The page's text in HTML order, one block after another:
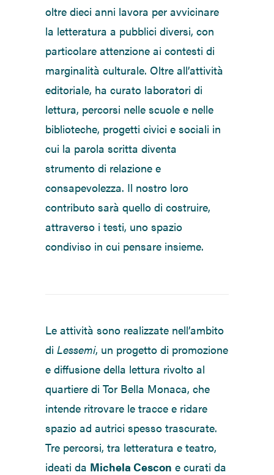
oltre dieci anni lavora per avvicinare
la letteratura a pubblici diversi, con
particolare attenzione ai contesti di
marginalità culturale. Oltre all’attività
editoriale, ha curato laboratori di
lettura, percorsi nelle scuole e nelle
biblioteche, progetti civici e sociali in
cui la parola scritta diventa
strumento di relazione e
consapevolezza. Il nostro loro
contributo sarà quello di costruire,
attraverso i testi, uno spazio
condiviso in cui pensare insieme.
Le attività sono realizzate nell’ambito
di Lessemi, un progetto di promozione
e diffusione della lettura rivolto al
quartiere di Tor Bella Monaca, che
intende ritrovare le tracce e ridare
spazio ad autrici spesso trascurate.
Tre percorsi, tra letteratura e teatro,
ideati da Michela Cescon e curati da